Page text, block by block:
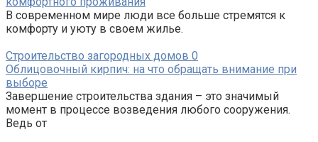
В современном мире люди все больше стремятся к
комфорту и уюту в своем жилье.
Строительство загородных домов 0
Облицовочный кирпич: на что обращать внимание при
выборе
Завершение строительства здания – это значимый
момент в процессе возведения любого сооружения.
Ведь от